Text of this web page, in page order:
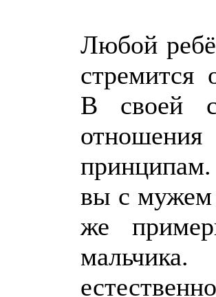
Любой
стремится
В своей
принципам.
вы с мужем
же